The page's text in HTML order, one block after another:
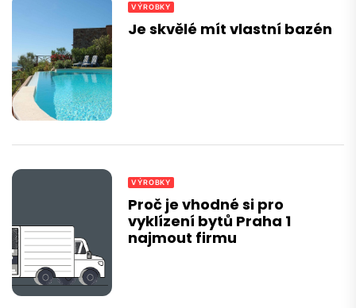
VÝROBKY
Je skvělé mít vlastní bazén
VÝROBKY
Proč je vhodné si pro
vyklízení bytů Praha 1
najmout firmu